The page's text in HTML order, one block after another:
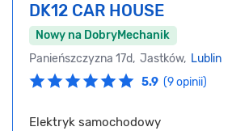
DK12 CAR HOUSE
Nowy na DobryMechanik
Panieńszczyzna 17d, Jastków, Lublin
5.9 (9 opinii)
Elektryk samochodowy